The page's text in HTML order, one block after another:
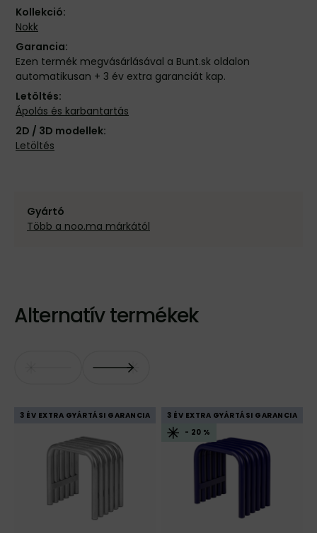
Kollekció:
Nokk
Garancia:
Ezen termék megvásárlásával a Bunt.sk oldalon
automatikusan + 3 év extra garanciát kap.
Letöltés:
Ápolás és karbantartás
2D / 3D modellek:
Letöltés
Gyártó
Több a noo.ma márkától
Alternatív termékek
3 ÉV EXTRA GYÁRTÁSI GARANCIA
3 ÉV EXTRA GYÁRTÁSI GARANCIA
- 20 %